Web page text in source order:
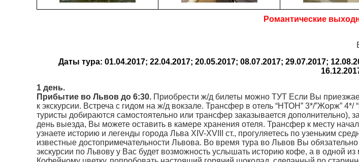
Романтические
Даты тура: 01.04.2017; 22.04.2017; 20.05.2017; 08.07.2017; 29.07.2017;
1 день.
Прибытие во Львов до 6:30. Приобрести ж/д билеты можно ТУТ Если Вы
к экскурсии. Встреча с гидом на ж/д вокзале. Трансфер в отель “НТОН” 3*/”Жорж”
туристы добираются самостоятельно или трансфер заказывается дополнительно),
день выезда, Вы можете оставить в камере хранения отеля. Трансфер к месту
узнаете историю и легенды города Льва XIV-XVIII ст., прогуляетесь по узеньким
известные достопримечательности Львова. Во время тура во Львов Вы
экскурсии по Львову у Вас будет возможность услышать историю кофе, а в одной